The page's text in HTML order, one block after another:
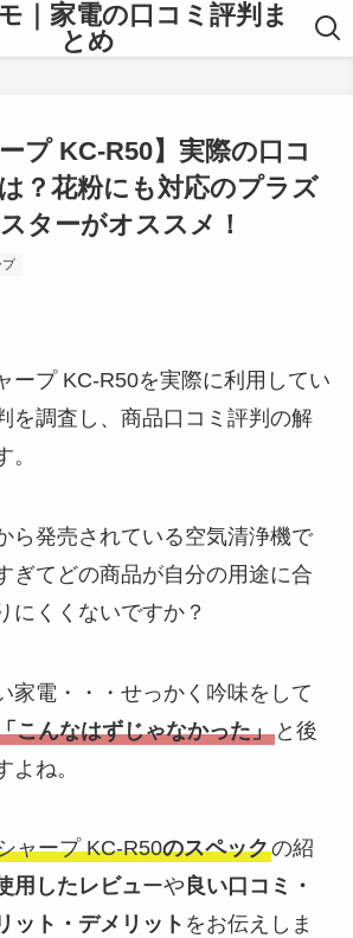
｜家電の口コミ評判ま
とめ
ープ KC-R50】実際の口コ
？花粉にも対応のプラズ
ターがオススメ！
プ
ープ KC-R50を実際に利用してい
を調査し、商品口コミ評判の解
ら発売されている空気清浄機で
ぎてどの商品が自分の用途に合
にくくないですか？
家電・・・せっかく吟味をして
こんなはずじゃなかった」と後
よね。
ャープ KC-R50のスペックの紹
用したレビューや 良い口コミ・
ット・デメリット をお伝えしま